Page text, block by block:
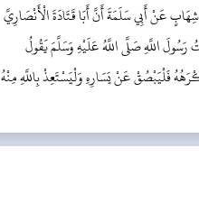
عَنْ أَبِي سَلَمَةَ أَنَّ أَبَا قَتَادَةَ الْأَنْصَارِيَّ
اللَّهِ صَلَّى اللَّهُ عَلَيْهِ وَسَلَّمَ يَقُولُ
فَلْيَبْصُقْ عَنْ يَسَارِهِ وَلْيَسْتَعِذْ بِاللَّهِ مِنْهُ